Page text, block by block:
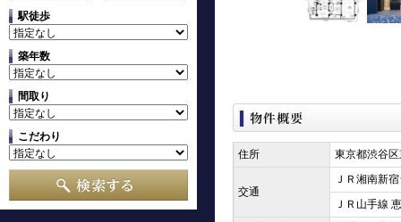
駅徒歩
築年数
間取り
こだわり
住所 東京都渋谷
交通
ＪＲ湘南新
ＪＲ山手線